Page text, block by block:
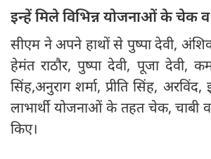
इन्हें मिले विभिन्न योजनाओं के चेक व
सीएम ने अपने हाथों से पुष्पा देवी,
हेमंत राठौर, पुष्पा देवी, पूजा देवी,
सिंह,अनुराग शर्मा, प्रीति सिंह, अरविंद,
लाभार्थी योजनाओं के तहत चेक, चाबी व
किए।